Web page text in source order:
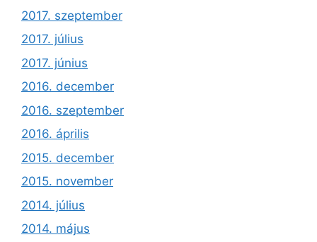
2017. szeptember
2017. július
2017. június
2016. december
2016. szeptember
2016. április
2015. december
2015. november
2014. július
2014. május